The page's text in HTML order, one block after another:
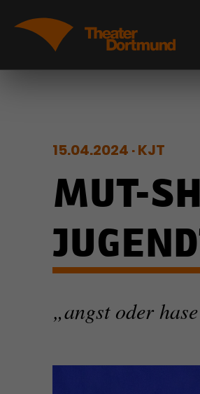
15.04.2024 KJT
MUT-
„angst oder